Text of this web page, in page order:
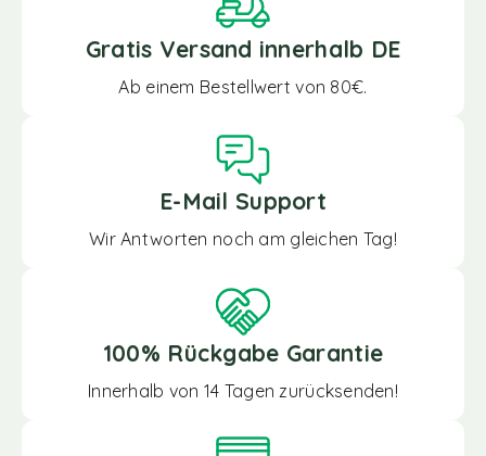
Gratis Versand innerhalb DE
Ab einem Bestellwert von 80€.
E-Mail Support
Wir Antworten noch am gleichen Tag!
100% Rückgabe Garantie
Innerhalb von 14 Tagen zurücksenden!